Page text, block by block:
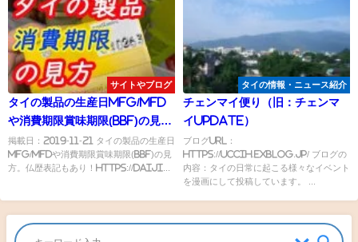
サイトやブログ
タイの製品の生産日MFG/MFD
や消費期限賞味期限(BBF)の見
方。仏歴表記もあり！
掲載日：2019-11-21 タイの製品の生産日
MFG/MFDや消費期限賞味期限(BBF)の見
方。仏歴表記もあり！https://daiji...
タイの情報・ニュース紹介
チェンマイ便り（旧：チェンマ
イUpdate）
ブログURL：
https://uccih.exblog.jp/ ブログの
内容：タイの日常に起こる様々なイベント
を漫画にして投稿しています。 ...